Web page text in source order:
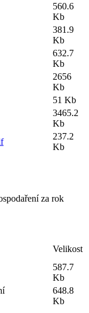
560.6
Kb
381.9
Kb
632.7
Kb
2656
Kb
51 Kb
3465.2
Kb
237.2
Kb
za rok
Velikost
587.7
Kb
648.8
Kb